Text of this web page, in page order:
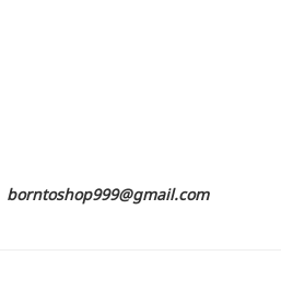
borntoshop999@gmail.com